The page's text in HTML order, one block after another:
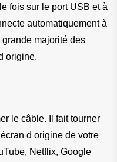
fois sur le port USB et à
automatiquement à
majorité des
origine.
le câble. Il fait tourner
d origine de votre
Netflix, Google